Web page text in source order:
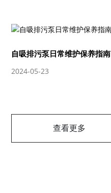
自吸排污泵日常维护保养指南
2024-05-23
查看更多